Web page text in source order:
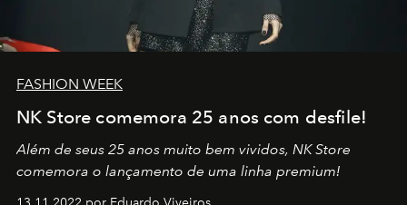
FASHION WEEK
NK Store comemora 25 anos com desfile!
Além de seus 25 anos muito bem vividos, NK Store
comemora o lançamento de uma linha premium!